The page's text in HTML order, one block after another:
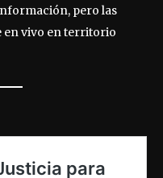
pero las
en vivo en territorio